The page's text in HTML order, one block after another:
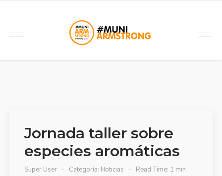
Jornada taller sobre
especies aromáticas
Super User Categoría: Noticias
Read Time: 1 min